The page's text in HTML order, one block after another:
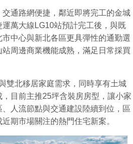
交通路網便捷，鄰近即將完工的金城
萬大線LG10站預計完工後，與既
中心與新北各區更具彈性的通勤選
周邊商業機能成熟，滿足日常採買
雙北移居家庭需求，同時享有土城
目前主推25坪含裝房房型，讓小家
人流節點與交通建設陸續到位，區
期市場關注的熱門住宅新案。